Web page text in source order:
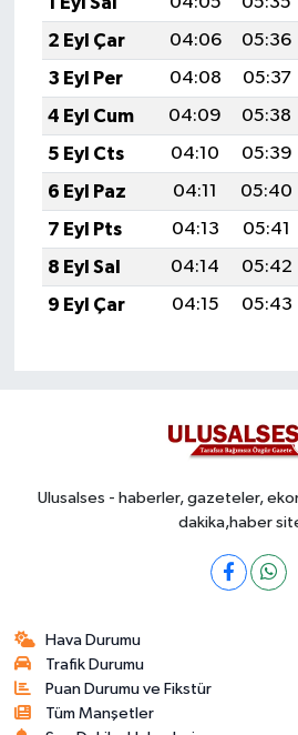
2 Eyl Çar
04:06 05:36
3 Eyl Per
04:08 05:37
4 Eyl Cum
04:09 05:38
5 Eyl Cts
04:10 05:39
6 Eyl Paz
04:11 05:40
7 Eyl Pts
04:13 05:41
8 Eyl Sal
04:14 05:42
9 Eyl Çar
04:15 05:43
Ulusalses - haberler, gazeteler,
dakika,haber
Hava Durumu
Trafik Durumu
Puan Durumu ve Fikstür
Tüm Manşetler